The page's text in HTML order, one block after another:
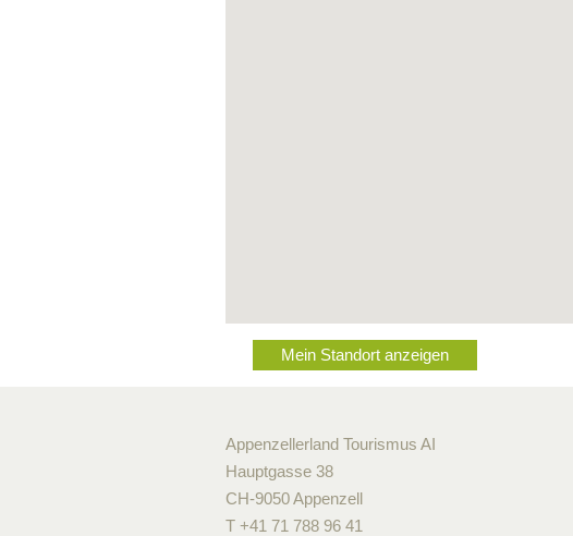
Mein Standort anzeigen
Appenzellerland Tourismus AI
Hauptgasse 38
CH-9050 Appenzell
T +41 71 788 96 41